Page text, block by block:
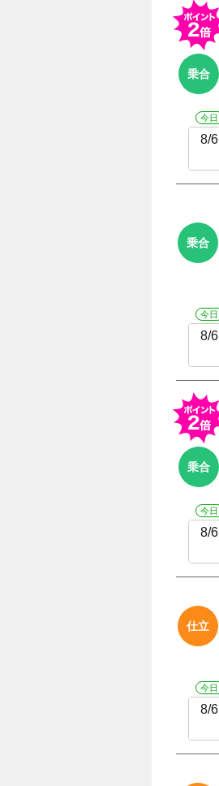
乗合
今日
8/6
乗合
今日
8/6
乗合
今日
8/6
仕立
今日
8/6